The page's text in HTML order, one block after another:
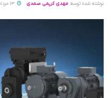
نوشته شده توسط مهدی کریمی صمدی